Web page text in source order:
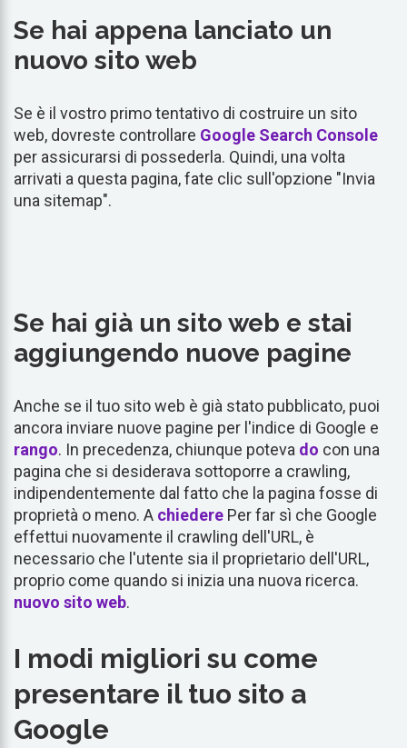
Se hai appena lanciato un
nuovo sito web
Se è il vostro primo tentativo di costruire un sito
web, dovreste controllare Google Search Console
per assicurarsi di possederla. Quindi, una volta
arrivati a questa pagina, fate clic sull'opzione "Invia
una sitemap".
Se hai già un sito web e stai
aggiungendo nuove pagine
Anche se il tuo sito web è già stato pubblicato, puoi
ancora inviare nuove pagine per l'indice di Google e
rango. In precedenza, chiunque poteva do con una
pagina che si desiderava sottoporre a crawling,
indipendentemente dal fatto che la pagina fosse di
proprietà o meno. A chiedere Per far sì che Google
effettui nuovamente il crawling dell'URL, è
necessario che l'utente sia il proprietario dell'URL,
proprio come quando si inizia una nuova ricerca.
nuovo sito web.
I modi migliori su come
presentare il tuo sito a
Google